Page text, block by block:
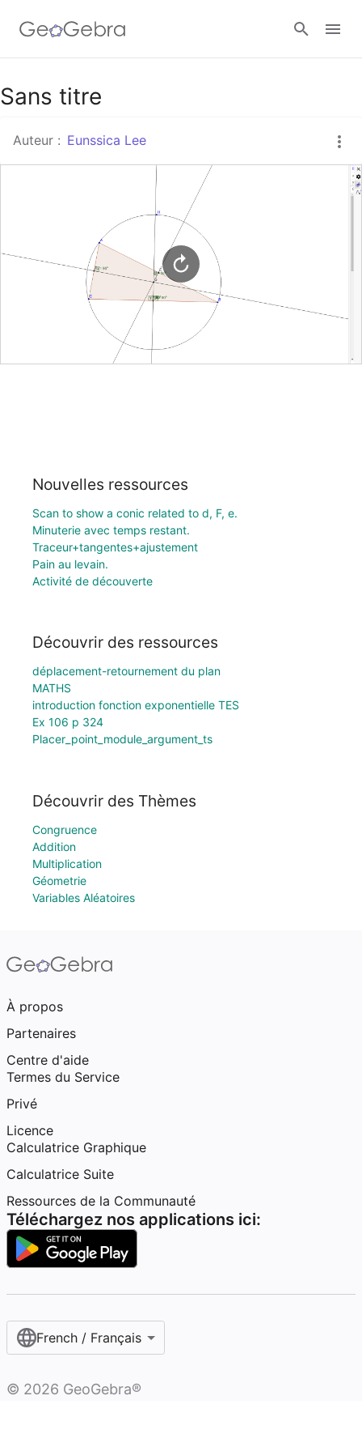
Google Classroom
Classe GeoGebra
Se connecter
Sans titre
Auteur : Eunssica Lee
Nouvelles ressources
Scan to show a conic related to d, F, e.
Minuterie avec temps restant.
Traceur+tangentes+ajustement
Pain au levain.
Activité de découverte
Découvrir des ressources
déplacement-retournement du plan
MATHS
introduction fonction exponentielle TES
Ex 106 p 324
Placer_point_module_argument_ts
Découvrir des Thèmes
Congruence
Addition
Multiplication
Géometrie
Variables Aléatoires
À propos
Partenaires
Centre d'aide
Termes du Service
Privé
Licence
Calculatrice Graphique
Calculatrice Suite
Ressources de la Communauté
Téléchargez nos applications ici:
French / Français‎
© 2026 GeoGebra®